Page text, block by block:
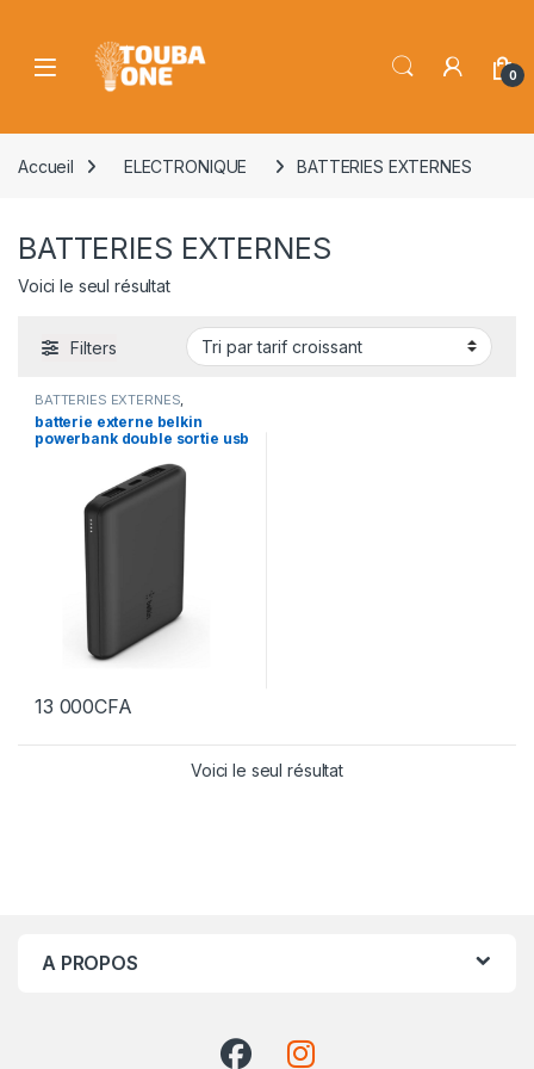
Open 0
Accueil ELECTRONIQUE BATTERIES EXTERNES
BATTERIES EXTERNES
Voici le seul résultat
Filters
BATTERIES EXTERNES,
ELECTRONIQUE
batterie externe belkin
powerbank double sortie usb
13 000CFA
Voici le seul résultat
A PROPOS